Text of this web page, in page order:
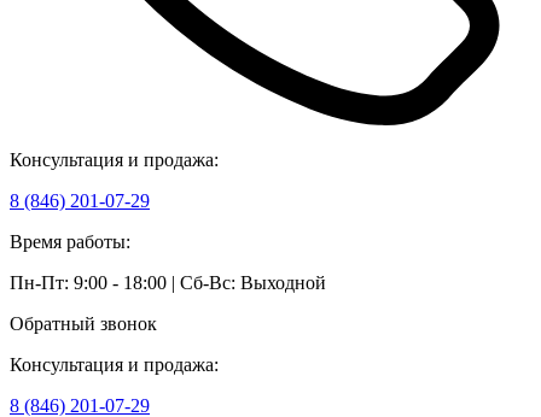
Консультация и продажа:
8 (846) 201-07-29
Время работы:
Пн-Пт: 9:00 - 18:00 | Сб-Вс: Выходной
Обратный звонок
Консультация и продажа:
8 (846) 201-07-29